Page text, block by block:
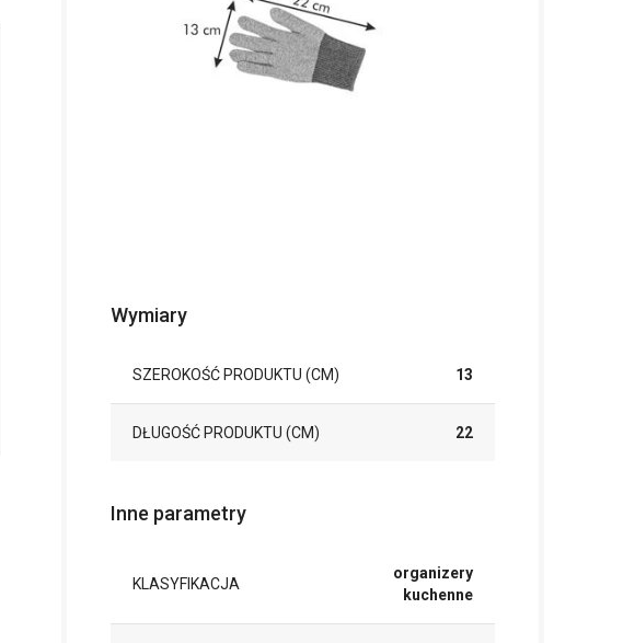
Wymiary
SZEROKOŚĆ PRODUKTU (CM) 13
DŁUGOŚĆ PRODUKTU (CM) 22
Inne parametry
KLASYFIKACJA
organizery
kuchenne